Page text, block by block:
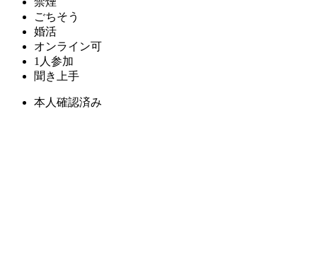
ごちそう
婚活
オンライン可
1人参加
聞き上手
本人確認済み